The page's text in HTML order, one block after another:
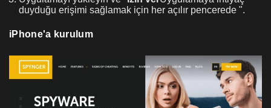
duyduğu erişimi sağlamak için her açılır pencerede ".
iPhone'a kurulum